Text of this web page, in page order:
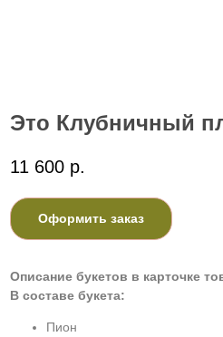
Это Клубничный
11 600 р.
Оформить заказ
Описание букетов в карточке
В составе букета:
Пион